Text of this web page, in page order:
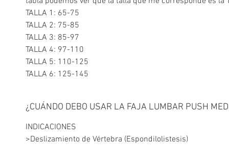
TALLA 1: 65-75
TALLA 2: 75-85
TALLA 3: 85-97
TALLA 4: 97-110
TALLA 5: 110-125
TALLA 6: 125-145
¿CUÁNDO DEBO USAR LA FAJA LUMBAR PUSH
INDICACIONES
>Deslizamiento de Vértebra (Espondilolistesis)